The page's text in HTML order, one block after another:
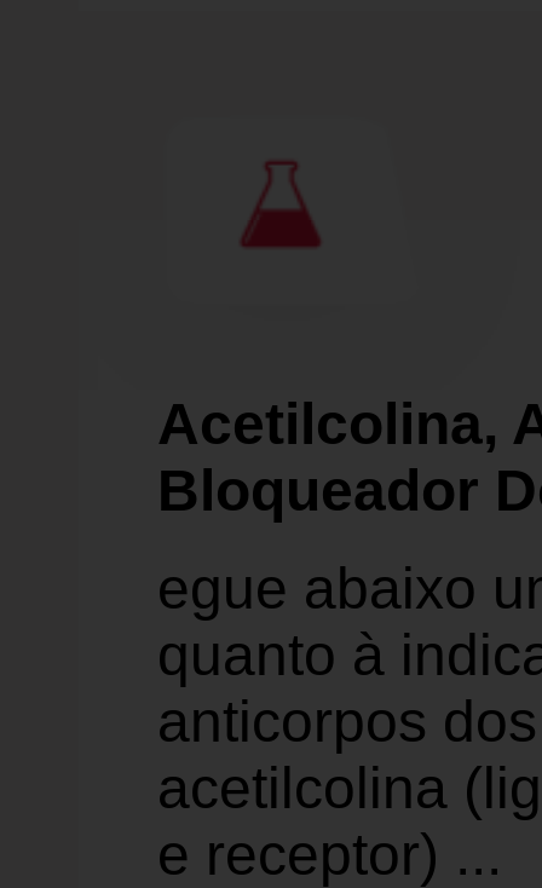
Acetilcolina,
Bloqueador
egue abaixo
quanto à
anticorpos
acetilcolina
e receptor) ...